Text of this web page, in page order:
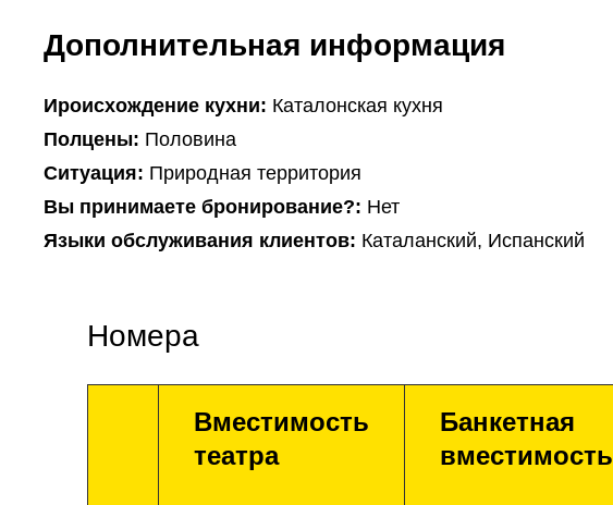
Дополнительная информация
Ироисхождение кухни: Каталонская кухня
Полцены: Половина
Ситуация: Природная территория
Вы принимаете бронирование?: Нет
Языки обслуживания клиентов: Каталанский, Испанский
Номера
Вместимость
театра
Банкетная
вместимость